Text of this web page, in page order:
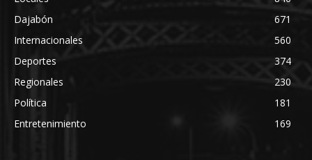
Dajabón
671
Internacionales
560
Deportes
374
Regionales
230
Política
181
Entretenimiento
169